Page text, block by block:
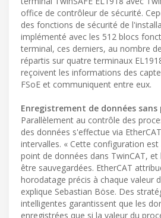
office de contrôleur de sécurité.
des fonctions de sécurité de
implémenté avec les 512 blocs
terminal, ces derniers, au nombre
répartis sur quatre terminaux
reçoivent les informations des
FSoE et communiquent entre eux.
Enregistrement de données sans
Parallèlement au contrôle des
des données s'effectue via
intervalles. « Cette configuration
point de données dans TwinCAT,
être sauvegardées. EtherCAT
horodatage précis à chaque valeur
explique Sebastian Böse. Des
intelligentes garantissent que les
enregistrées que si la valeur du